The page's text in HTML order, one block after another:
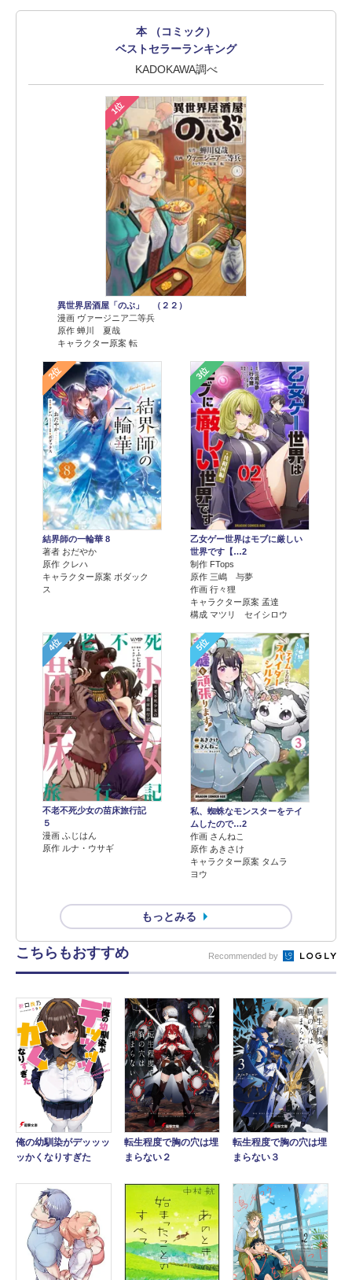
本 （コミック）
ベストセラーランキング
KADOKAWA調べ
1位
異世界居酒屋「のぶ」 （２２）
漫画 ヴァージニア二等兵
原作 蝉川 夏哉
キャラクター原案 転
2位
結界師の一輪華 8
著者 おだやか
原作 クレハ
キャラクター原案 ボダック
ス
3位
乙女ゲー世界はモブに厳しい
世界です【…2
制作 FTops
原作 三嶋 与夢
作画 行々狸
キャラクター原案 孟達
構成 マツリ セイシロウ
4位
不老不死少女の苗床旅行記
５
漫画 ふじはん
原作 ルナ・ウサギ
5位
私、蜘蛛なモンスターをテイ
ムしたので…2
作画 さんねこ
原作 あきさけ
キャラクター原案 タムラ
ヨウ
もっとみる
こちらもおすすめ Recommended by
俺の幼馴染がデッッッ
ッかくなりすぎた
転生程度で胸の穴は埋
まらない２
転生程度で胸の穴は埋
まらない３